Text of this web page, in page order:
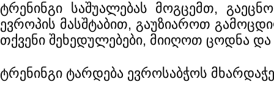
ტრენინგი საშუალებას მოგცემთ,
ევროპის მასშტაბით, გაუზიაროთ
თქვენი შეხედულებები, მიიღოთ ცოდნა და
ტრენინგი ტარდება ევროსაბჭოს